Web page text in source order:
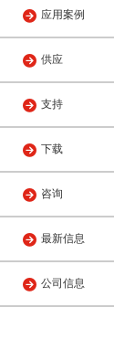
应用案例
供应
支持
下载
咨询
最新信息
公司信息